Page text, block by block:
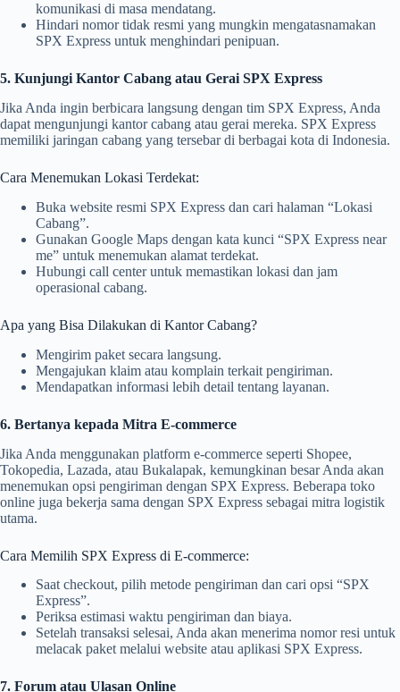
komunikasi di masa mendatang.
Hindari nomor tidak resmi yang mungkin mengatasnamakan
SPX Express untuk menghindari penipuan.
5. Kunjungi Kantor Cabang atau Gerai SPX Express
Jika Anda ingin berbicara langsung dengan tim SPX Express, Anda
dapat mengunjungi kantor cabang atau gerai mereka. SPX Express
memiliki jaringan cabang yang tersebar di berbagai kota di Indonesia.
Cara Menemukan Lokasi Terdekat:
Buka website resmi SPX Express dan cari halaman “Lokasi
Cabang”.
Gunakan Google Maps dengan kata kunci “SPX Express near
me” untuk menemukan alamat terdekat.
Hubungi call center untuk memastikan lokasi dan jam
operasional cabang.
Apa yang Bisa Dilakukan di Kantor Cabang?
Mengirim paket secara langsung.
Mengajukan klaim atau komplain terkait pengiriman.
Mendapatkan informasi lebih detail tentang layanan.
6. Bertanya kepada Mitra E-commerce
Jika Anda menggunakan platform e-commerce seperti Shopee,
Tokopedia, Lazada, atau Bukalapak, kemungkinan besar Anda akan
menemukan opsi pengiriman dengan SPX Express. Beberapa toko
online juga bekerja sama dengan SPX Express sebagai mitra logistik
utama.
Cara Memilih SPX Express di E-commerce:
Saat checkout, pilih metode pengiriman dan cari opsi “SPX
Express”.
Periksa estimasi waktu pengiriman dan biaya.
Setelah transaksi selesai, Anda akan menerima nomor resi untuk
melacak paket melalui website atau aplikasi SPX Express.
7. Forum atau Ulasan Online